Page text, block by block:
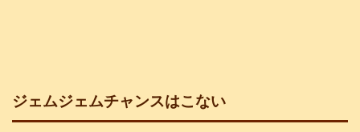
ジェムジェムチャンスはこない